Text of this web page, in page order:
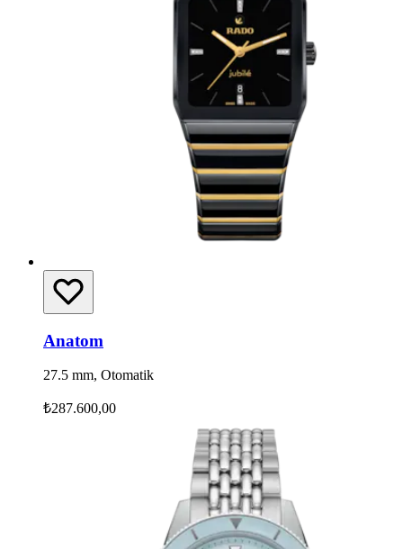
Anatom
27.5 mm, Otomatik
₺287.600,00